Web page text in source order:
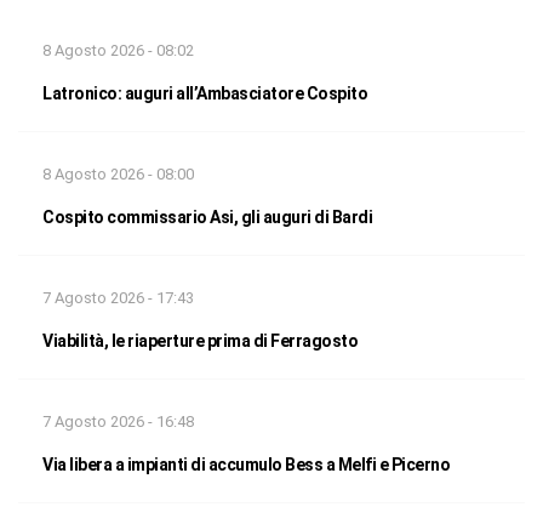
8 Agosto 2026 - 08:02
Latronico: auguri all’Ambasciatore Cospito
8 Agosto 2026 - 08:00
Cospito commissario Asi, gli auguri di Bardi
7 Agosto 2026 - 17:43
Viabilità, le riaperture prima di Ferragosto
7 Agosto 2026 - 16:48
Via libera a impianti di accumulo Bess a Melfi e Picerno